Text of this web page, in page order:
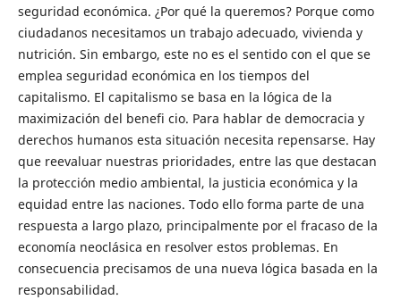
seguridad económica. ¿Por qué la queremos? Porque como
ciudadanos necesitamos un trabajo adecuado, vivienda y
nutrición. Sin embargo, este no es el sentido con el que se
emplea seguridad económica en los tiempos del
capitalismo. El capitalismo se basa en la lógica de la
maximización del benefi cio. Para hablar de democracia y
derechos humanos esta situación necesita repensarse. Hay
que reevaluar nuestras prioridades, entre las que destacan
la protección medio ambiental, la justicia económica y la
equidad entre las naciones. Todo ello forma parte de una
respuesta a largo plazo, principalmente por el fracaso de la
economía neoclásica en resolver estos problemas. En
consecuencia precisamos de una nueva lógica basada en la
responsabilidad.